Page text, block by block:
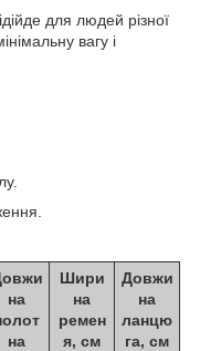
для людей різної
вагу і
на
на
Шири
на
ремен
я, см
Довжи
на
ланцю
га, см